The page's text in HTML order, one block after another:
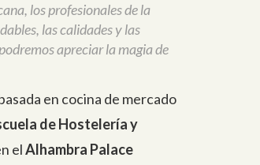
los profesionales de la
las calidades y las
apreciar la magia de
en cocina de mercado
de Hostelería y
elAlhambra Palace